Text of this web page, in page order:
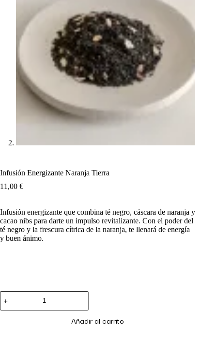
Infusión Energizante Naranja Tierra
11,00 €
Infusión energizante que combina té negro, cáscara de naranja y
cacao nibs para darte un impulso revitalizante. Con el poder del
té negro y la frescura cítrica de la naranja, te llenará de energía
y buen ánimo.
Añadir al carrito